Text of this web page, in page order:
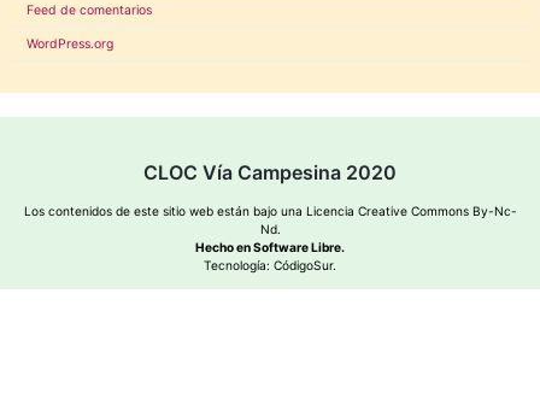
Feed de comentarios
WordPress.org
CLOC Vía Campesina 2020
Los contenidos de este sitio web están bajo una Licencia Creative Commons By-Nc-
Nd.
Hecho en Software Libre.
Tecnología: CódigoSur.